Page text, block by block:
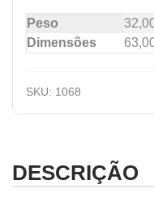
Peso
Dimensões
SKU: 1068
DESCRIÇÃO